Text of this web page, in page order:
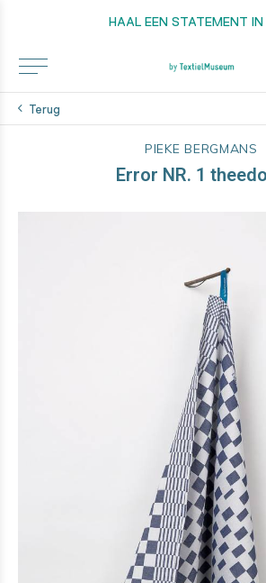
HAAL EEN STATEMENT IN
Terug
PIEKE BERGMANS
Error NR. 1